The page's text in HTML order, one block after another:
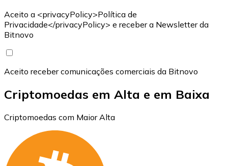
Aceito a <privacyPolicy>Política de
Privacidade</privacyPolicy> e receber a Newsletter da
Bitnovo
Aceito receber comunicações comerciais da Bitnovo
Criptomoedas em Alta e em Baixa
Criptomoedas com Maior Alta